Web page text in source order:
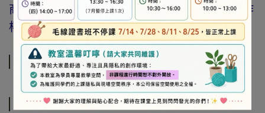
商品、工具、消耗性商品(如膠類…等)，與著作
權商品(如書籍…等)，恕不接受退換貨。
規格說明
運送方式